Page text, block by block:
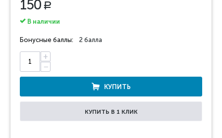
150 Р
В наличии
Бонусные баллы: 2 балла
+
−
КУПИТЬ
КУПИТЬ В 1 КЛИК